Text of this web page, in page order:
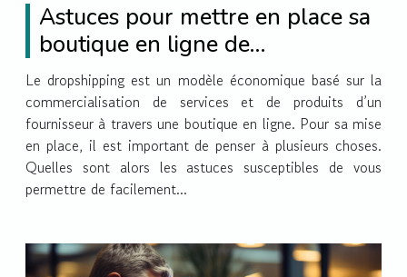
Astuces pour mettre en place sa
boutique en ligne de
dropshipping
Le dropshipping est un modèle économique basé sur la
commercialisation de services et de produits d’un
fournisseur à travers une boutique en ligne. Pour sa mise
en place, il est important de penser à plusieurs choses.
Quelles sont alors les astuces susceptibles de vous
permettre de facilement...